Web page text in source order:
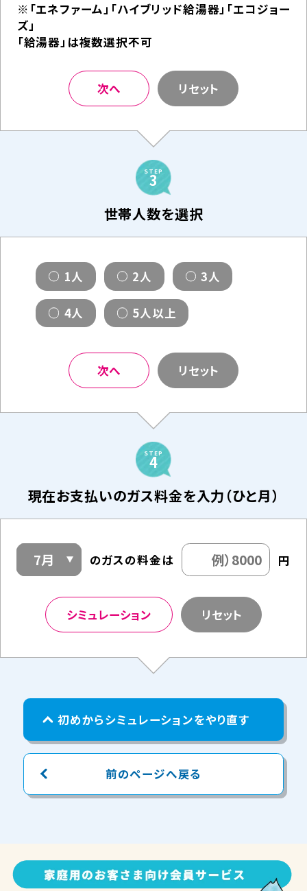
※「エネファーム」「ハイブリッド給湯器」「エコジョー
ズ」
「給湯器」は複数選択不可
次へ リセット
STEP
3
世帯人数を選択
1人 2人 3人
4人 5人以上
次へ リセット
STEP
4
現在お支払いのガス料金を入力（ひと月）
のガスの料金は 円
シミュレーション リセット
初めからシミュレーションをやり直す
前のページへ戻る